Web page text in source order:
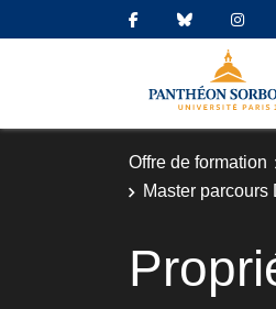
Offre de formation
Master